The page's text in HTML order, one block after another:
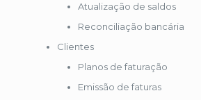
Atualização de saldos
Reconciliação bancária
Clientes
Planos de faturação
Emissão de faturas